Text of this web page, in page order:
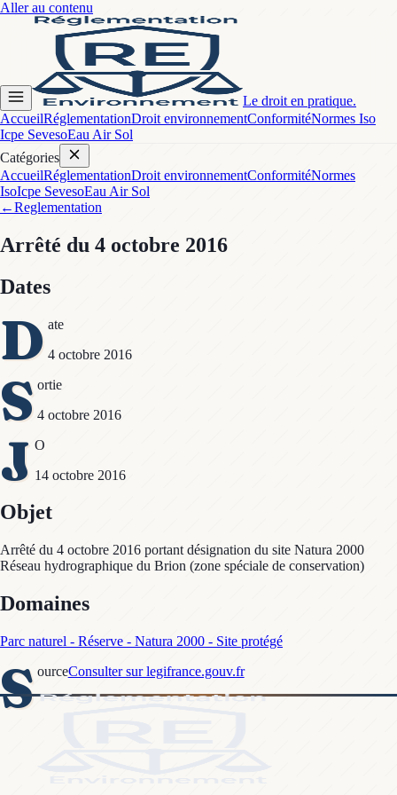
Aller au contenu
Le droit en pratique.
AccueilRéglementationDroit environnementConformitéNormes Iso
Icpe SevesoEau Air Sol
Catégories
AccueilRéglementationDroit environnementConformitéNormes
IsoIcpe SevesoEau Air Sol
←Reglementation
Arrêté du 4 octobre 2016
Dates
D ate
4 octobre 2016
S ortie
4 octobre 2016
J O
14 octobre 2016
Objet
Arrêté du 4 octobre 2016 portant désignation du site Natura 2000
Réseau hydrographique du Brion (zone spéciale de conservation)
Domaines
Parc naturel - Réserve - Natura 2000 - Site protégé
S ourceConsulter sur legifrance.gouv.fr